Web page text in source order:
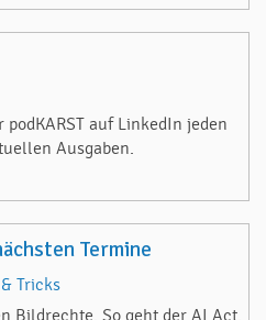
auf LinkedIn jeden
Ausgaben.
Termine
Tricks
Bildrechte. So geht der AI Act.